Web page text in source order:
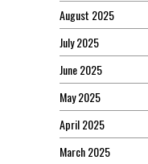
August 2025
July 2025
June 2025
May 2025
April 2025
March 2025